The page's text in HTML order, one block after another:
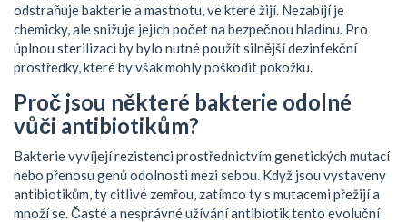
odstraňuje bakterie a mastnotu, ve které žijí. Nezabíjí je
chemicky, ale snižuje jejich počet na bezpečnou hladinu. Pro
úplnou sterilizaci by bylo nutné použít silnější dezinfekční
prostředky, které by však mohly poškodit pokožku.
Proč jsou některé bakterie odolné
vůči antibiotikům?
Bakterie vyvíjejí rezistenci prostřednictvím genetických mutací
nebo přenosu genů odolnosti mezi sebou. Když jsou vystaveny
antibiotikům, ty citlivé zemřou, zatímco ty s mutacemi přežijí a
množí se. Časté a nesprávné užívání antibiotik tento evoluční